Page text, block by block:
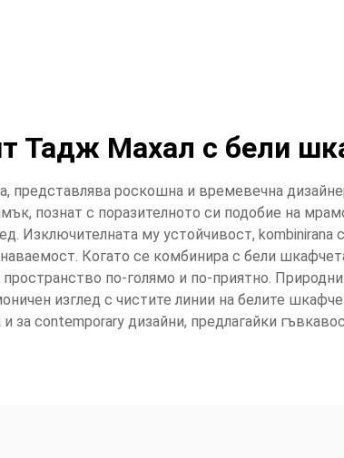
Тадж Махал с бели
роскошна и времевечна
познат с поразителното си подобие на
Изключителната му устойчивост, kombinirana
Когато се комбинира с бели
по-голямо и по-приятно.
изглед с чистите линии на белите
за contemporary дизайни, предлагайки